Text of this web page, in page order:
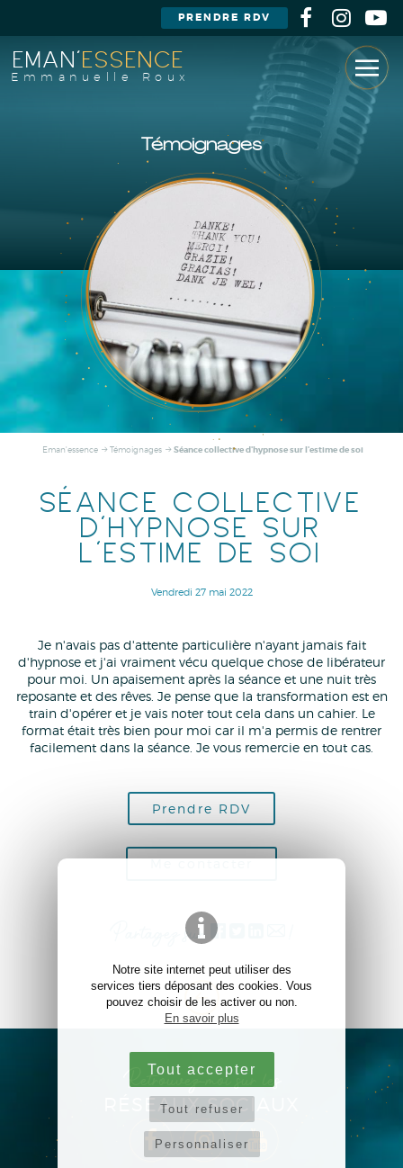
Notre site internet peut utiliser des
services tiers déposant des cookies. Vous
pouvez choisir de les activer ou non.
En savoir plus
Tout accepter
Tout refuser
Personnaliser
Témoignages
EMAN'ESSENCE
Emmanuelle Roux
PRENDRE RDV
Eman'essence Témoignages Séance collective d'hypnose sur l'estime de soi
SÉANCE COLLECTIVE
D'HYPNOSE SUR
L'ESTIME DE SOI
Vendredi 27 mai 2022
Je n'avais pas d'attente particulière n'ayant jamais fait
d'hypnose et j'ai vraiment vécu quelque chose de libérateur
pour moi. Un apaisement après la séance et une nuit très
reposante et des rêves. Je pense que la transformation est en
train d'opérer et je vais noter tout cela dans un cahier. Le
format était très bien pour moi car il m'a permis de rentrer
facilement dans la séance. Je vous remercie en tout cas.
Prendre RDV
Me contacter
Partagez sur
RÉSEAUX SOCIAUX